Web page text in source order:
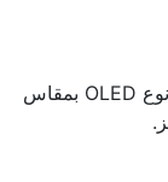
يأتي الهاتف بشاشة من نوع OLED بمقاس